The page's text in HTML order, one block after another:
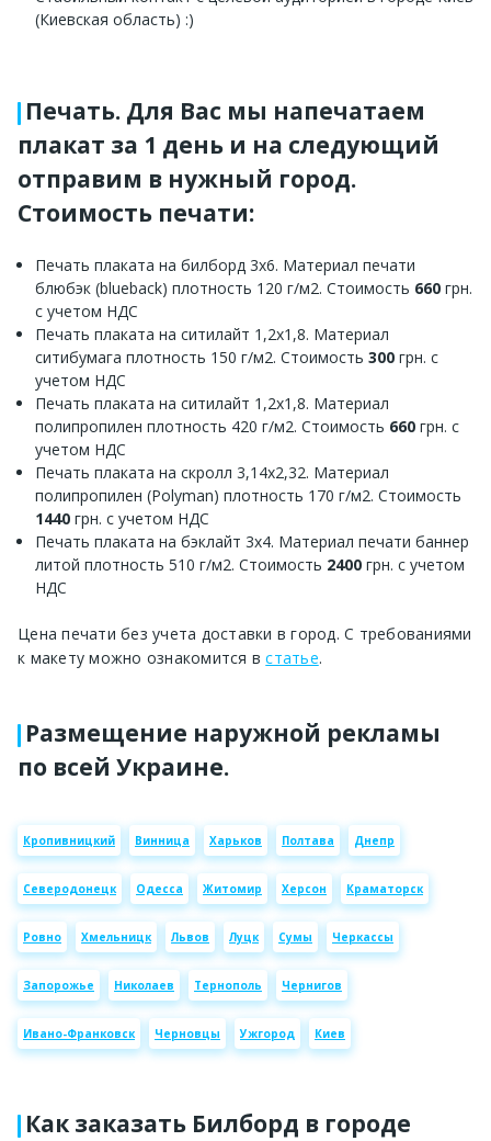
(Киевская область) :)
Печать. Для Вас мы напечатаем
плакат за 1 день и на следующий
отправим в нужный город.
Стоимость печати:
Печать плаката на билборд 3х6. Материал печати
блюбэк (blueback) плотность 120 г/м2. Стоимость 660 грн.
с учетом НДС
Печать плаката на ситилайт 1,2х1,8. Материал
ситибумага плотность 150 г/м2. Стоимость 300 грн. с
учетом НДС
Печать плаката на ситилайт 1,2х1,8. Материал
полипропилен плотность 420 г/м2. Стоимость 660 грн. с
учетом НДС
Печать плаката на скролл 3,14х2,32. Материал
полипропилен (Polyman) плотность 170 г/м2. Стоимость
1440 грн. с учетом НДС
Печать плаката на бэклайт 3х4. Материал печати баннер
литой плотность 510 г/м2. Стоимость 2400 грн. с учетом
НДС
Цена печати без учета доставки в город. С требованиями
к макету можно ознакомится встатье.
Размещение наружной рекламы
по всей Украине.
Кропивницкий Винница Харьков Полтава Днепр
Северодонецк Одесса Житомир Херсон Краматорск
Ровно Хмельницк Львов Луцк Сумы Черкассы
Запорожье Николаев Тернополь Чернигов
Ивано-Франковск Черновцы Ужгород Киев
Как заказать Билборд в городе